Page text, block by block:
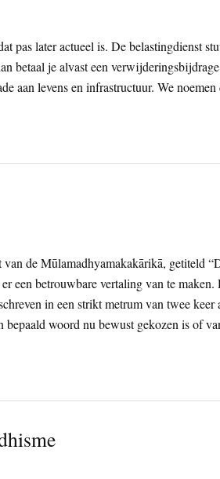
pas later actueel is. De belastingdienst
betaal je alvast een
aan levens en infrastructuur. We
de Mūlamadhyamakakārikā, getiteld
een betrouwbare vertaling van te
in een strikt metrum van twee keer
woord nu bewust gekozen is of